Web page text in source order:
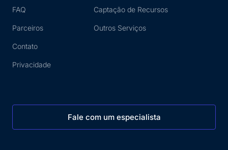
FAQ
Parceiros
Contato
Privacidade
Captação de Recursos
Outros Serviços
Fale com um especialista